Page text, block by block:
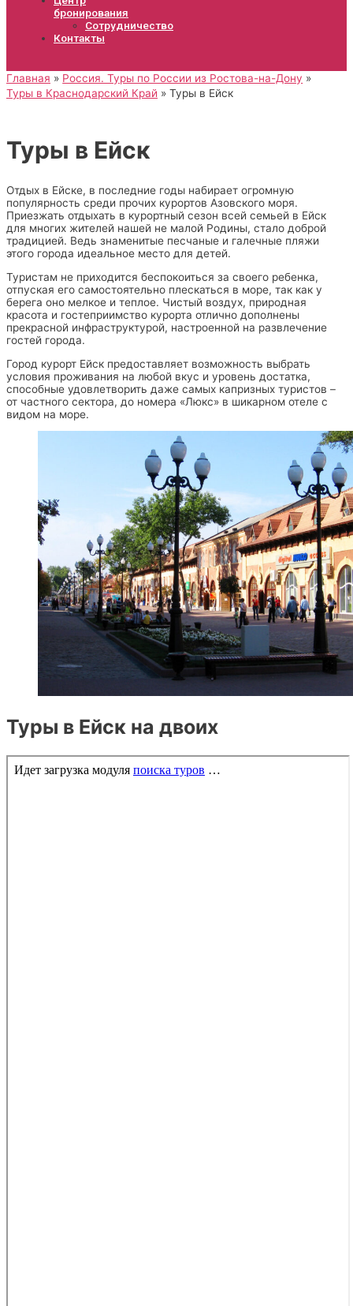
бронирования
Сотрудничество
Контакты
Главная
Россия. Туры по России из Ростова-на-Дону
Туры в Краснодарский Край
Туры в Ейск
Туры в Ейск
Отдых в Ейске, в последние годы набирает огромную
популярность среди прочих курортов Азовского моря.
Приезжать отдыхать в курортный сезон всей семьей в Ейск
для многих жителей нашей не малой Родины, стало доброй
традицией. Ведь знаменитые песчаные и галечные пляжи
этого города идеальное место для детей.
Туристам не приходится беспокоиться за своего ребенка,
отпуская его самостоятельно плескаться в море, так как у
берега оно мелкое и теплое. Чистый воздух, природная
красота и гостеприимство курорта отлично дополнены
прекрасной инфраструктурой, настроенной на развлечение
гостей города.
Город курорт Ейск предоставляет возможность выбрать
условия проживания на любой вкус и уровень достатка,
способные удовлетворить даже самых капризных туристов –
от частного сектора, до номера «Люкс» в шикарном отеле с
видом на море.
Туры в Ейск на двоих